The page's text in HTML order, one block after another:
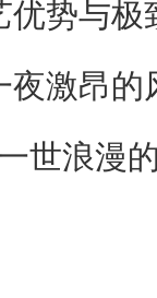
优势与
夜激昂的
世浪漫